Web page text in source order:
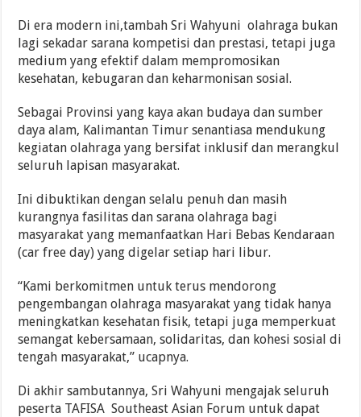
Di era modern ini,tambah Sri Wahyuni olahraga bukan
lagi sekadar sarana kompetisi dan prestasi, tetapi juga
medium yang efektif dalam mempromosikan
kesehatan, kebugaran dan keharmonisan sosial.
Sebagai Provinsi yang kaya akan budaya dan sumber
daya alam, Kalimantan Timur senantiasa mendukung
kegiatan olahraga yang bersifat inklusif dan merangkul
seluruh lapisan masyarakat.
Ini dibuktikan dengan selalu penuh dan masih
kurangnya fasilitas dan sarana olahraga bagi
masyarakat yang memanfaatkan Hari Bebas Kendaraan
(car free day) yang digelar setiap hari libur.
“Kami berkomitmen untuk terus mendorong
pengembangan olahraga masyarakat yang tidak hanya
meningkatkan kesehatan fisik, tetapi juga memperkuat
semangat kebersamaan, solidaritas, dan kohesi sosial di
tengah masyarakat,” ucapnya.
Di akhir sambutannya, Sri Wahyuni mengajak seluruh
peserta TAFISA Southeast Asian Forum untuk dapat